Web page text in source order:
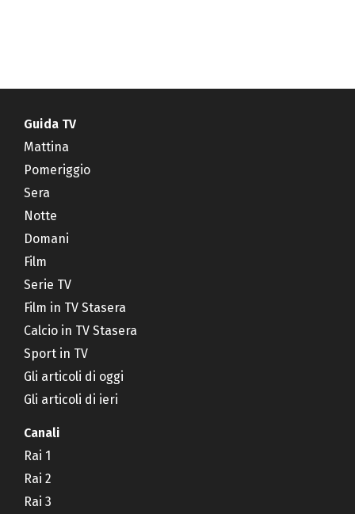
Guida TV
Mattina
Pomeriggio
Sera
Notte
Domani
Film
Serie TV
Film in TV Stasera
Calcio in TV Stasera
Sport in TV
Gli articoli di oggi
Gli articoli di ieri
Canali
Rai 1
Rai 2
Rai 3